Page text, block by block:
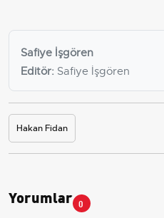
Safiye İşgören
Editör: Safiye İşgören
Hakan Fidan
Yorumlar 0